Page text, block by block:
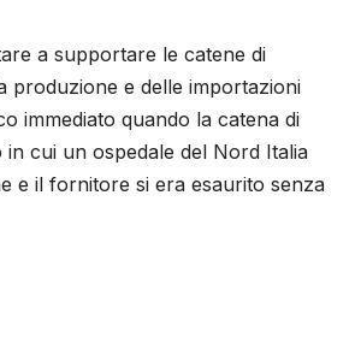
a supportare le catene di
produzione e delle importazioni
immediato quando la catena di
cui un ospedale del Nord Italia
e il fornitore si era esaurito senza